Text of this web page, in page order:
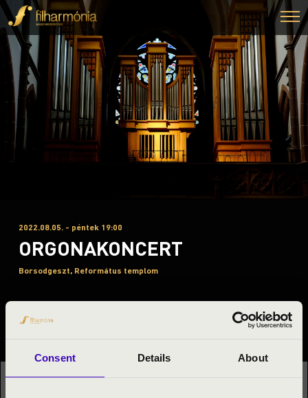
Consent Details About
2022.08.05. - péntek 19:00
ORGONAKONCERT
Borsodgeszt, Református templom
Orgonák éjszakája
Fesztivál koncert
Ez a koncert már lezajlott.